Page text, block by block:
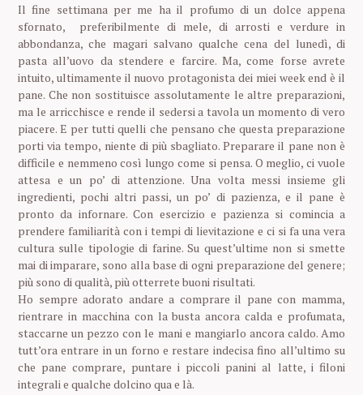
Il fine settimana per me ha il profumo di un dolce appena
sfornato, preferibilmente di mele, di arrosti e verdure in
abbondanza, che magari salvano qualche cena del lunedì, di
pasta all’uovo da stendere e farcire. Ma, come forse avrete
intuito, ultimamente il nuovo protagonista dei miei week end è il
pane. Che non sostituisce assolutamente le altre preparazioni,
ma le arricchisce e rende il sedersi a tavola un momento di vero
piacere. E per tutti quelli che pensano che questa preparazione
porti via tempo, niente di più sbagliato. Preparare il pane non è
difficile e nemmeno così lungo come si pensa. O meglio, ci vuole
attesa e un po’ di attenzione. Una volta messi insieme gli
ingredienti, pochi altri passi, un po’ di pazienza, e il pane è
pronto da infornare. Con esercizio e pazienza si comincia a
prendere familiarità con i tempi di lievitazione e ci si fa una vera
cultura sulle tipologie di farine. Su quest’ultime non si smette
mai di imparare, sono alla base di ogni preparazione del genere;
più sono di qualità, più otterrete buoni risultati.
Ho sempre adorato andare a comprare il pane con mamma,
rientrare in macchina con la busta ancora calda e profumata,
staccarne un pezzo con le mani e mangiarlo ancora caldo. Amo
tutt’ora entrare in un forno e restare indecisa fino all’ultimo su
che pane comprare, puntare i piccoli panini al latte, i filoni
integrali e qualche dolcino qua e là.